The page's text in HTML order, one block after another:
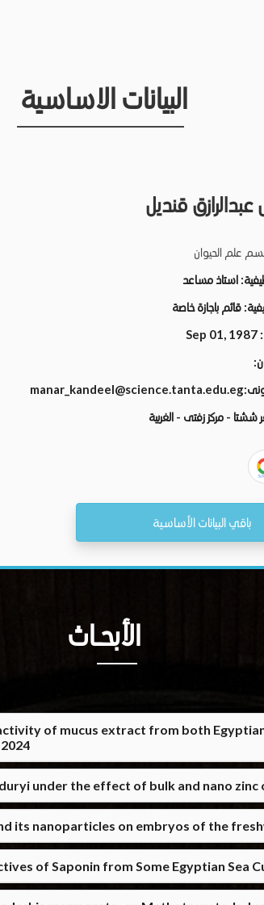
البيانات الاساسية
قنديل
علم الحيوان
استاذ مساعد
قائم باجازة خاصة
Sep 01, 1987
manar_kandeel@science.tanta.edu.eg
ششتا - مركز زفتى - الغربية
باقي البيانات الأساسية
الأبحــاث
of mucus extract from both
under the effect of bulk and nano zinc
its nanoparticles on embryos of the
of Saponin from Some Egyptian Sea